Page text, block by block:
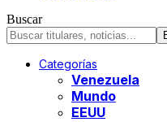
Buscar
Categorías
Venezuela
Mundo
EEUU